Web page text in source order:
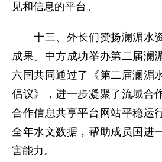
见和信息的平台。
十三、外长们赞扬澜湄水
成果。中方成功举办第二届澜
六国共同通过了《第二届澜湄
倡议》，进一步凝聚了流域合
合作信息共享平台网站平稳运
全年水文数据，帮助成员国进
害能力。